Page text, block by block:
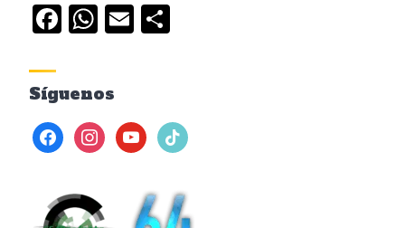
Facebook
WhatsApp
Email
Síguenos
facebookinstagramyoutubetiktok